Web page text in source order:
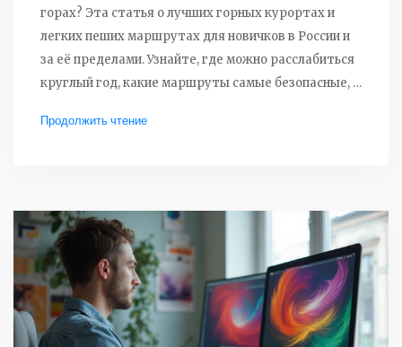
горах? Эта статья о лучших горных курортах и
легких пеших маршрутах для новичков в России и
за её пределами. Узнайте, где можно расслабиться
круглый год, какие маршруты самые безопасные, и
Практические советы, интересные факты и
Продолжить чтение